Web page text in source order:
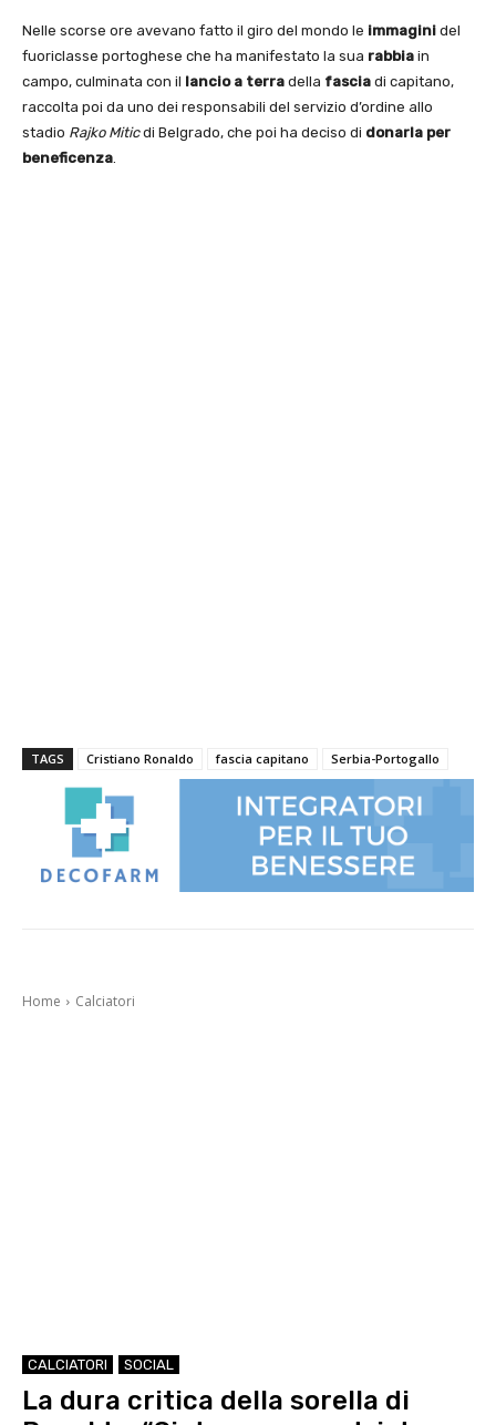
Nelle scorse ore avevano fatto il giro del mondo le immagini del
fuoriclasse portoghese che ha manifestato la sua rabbia in
campo, culminata con il lancio a terra della fascia di capitano,
raccolta poi da uno dei responsabili del servizio d’ordine allo
stadio Rajko Miticdi Belgrado, che poi ha deciso di donarla per
beneficenza
TAGS Cristiano Ronaldo fascia capitano Serbia-Portogallo